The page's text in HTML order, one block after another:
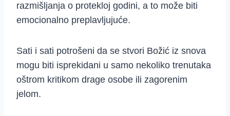
razmišljanja o protekloj godini, a to može biti
emocionalno preplavljujuće.
Sati i sati potrošeni da se stvori Božić iz snova
mogu biti isprekidani u samo nekoliko trenutaka
oštrom kritikom drage osobe ili zagorenim
jelom.